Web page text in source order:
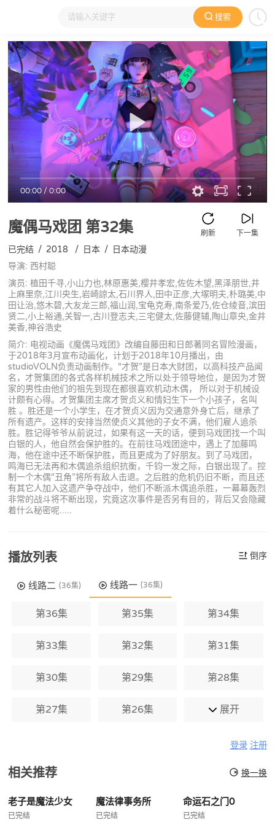
搜索
大家在看 日本动漫 国产动漫 欧美动漫 动漫电影
00:00/0:00
魔偶马戏团 第32集 下一集
刷新
已完结 / 2018 / 日本 / 日本动漫
导演: 西村聪
演员: 植田千寻,小山力也,林原惠美,樱井孝宏,佐佐木望,黑泽朋世,井
上麻里奈,江川央生,岩崎諒太,石川界人,田中正彦,大塚明夫,朴璐美,中
田让治,悠木碧,大友龙三郎,福山润,宝龟克寿,南条爱乃,佐仓绫音,滨田
贤二,小上裕通,关智一,古川登志夫,三宅健太,佐藤健辅,陶山章央,金井
美香,神谷浩史
简介: 电视动画《魔偶马戏团》改编自藤田和日郎著同名冒险漫画，
于2018年3月宣布动画化，计划于2018年10月播出，由
studioVOLN负责动画制作。“才贺”是日本大财团，以高科技产品闻
名，才贺集团的各式各样机械技术之所以处于领导地位，是因为才贺
家的男性由他们的祖先到现在都很喜欢机动木偶， 所以对于机械设
计颇有心得。才贺集团主席才贺贞义和情妇生下一个小孩子，名叫
胜 。胜还是一个小学生，在才贺贞义因为交通意外身亡后，继承了
所有遗产。这样的安排当然使贞义其他的子女不满，他们雇人追杀
胜。胜记得爷爷从前说过，如果有这一天的话，便到马戏团找一个叫
白银的人，他自然会保护胜的。在前往马戏团途中，遇上了加藤鸣
海，他在途中还不断保护胜，而且更成为了好朋友。到了马戏团，
鸣海已无法再和木偶追杀组织抗衡，千钧一发之际，白银出现了。控
制一个木偶“丑角”将所有敌人击退。之后胜的危机仍旧不断，而且还
有其它人加入这遗产争夺战中，他们不断派木偶追杀胜，一幕幕轰烈
非常的战斗将不断出现，究竟这次事件是否另有目的，背后又会隐藏
着什么秘密呢.....
播放列表 倒序
线路二 (36集) 线路一 (36集)
第36集 第35集 第34集
第33集 第32集 第31集
第30集 第29集 第28集
第27集 第26集 展开
登录 注册
相关推荐 换一换
老子是魔法少女
已完结
魔法律事务所
已完结
命运石之门0
已完结